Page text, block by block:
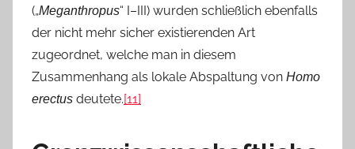
(„Meganthropus“ I–III) wurden schließlich ebenfalls
der nicht mehr sicher existierenden Art
zugeordnet, welche man in diesem
Zusammenhang als lokale Abspaltung von Homo
erectus deutete.[11]